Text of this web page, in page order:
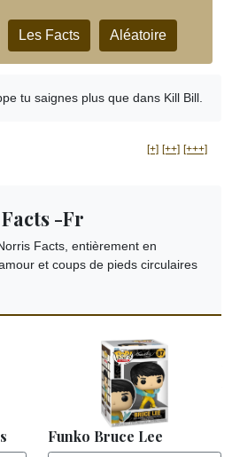
Les Facts Aléatoire
tu saignes plus que dans Kill Bill.
[+] [++] [+++]
-Fr
Facts, entièrement en
et coups de pieds circulaires
Funko Bruce Lee